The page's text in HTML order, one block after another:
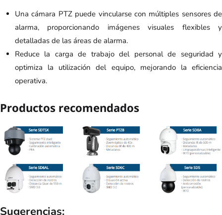
Una cámara PTZ puede vincularse con múltiples sensores de
alarma, proporcionando imágenes visuales flexibles y
detalladas de las áreas de alarma.
Reduce la carga de trabajo del personal de seguridad y
optimiza la utilización del equipo, mejorando la eficiencia
operativa.
Productos recomendados
Sugerencias: